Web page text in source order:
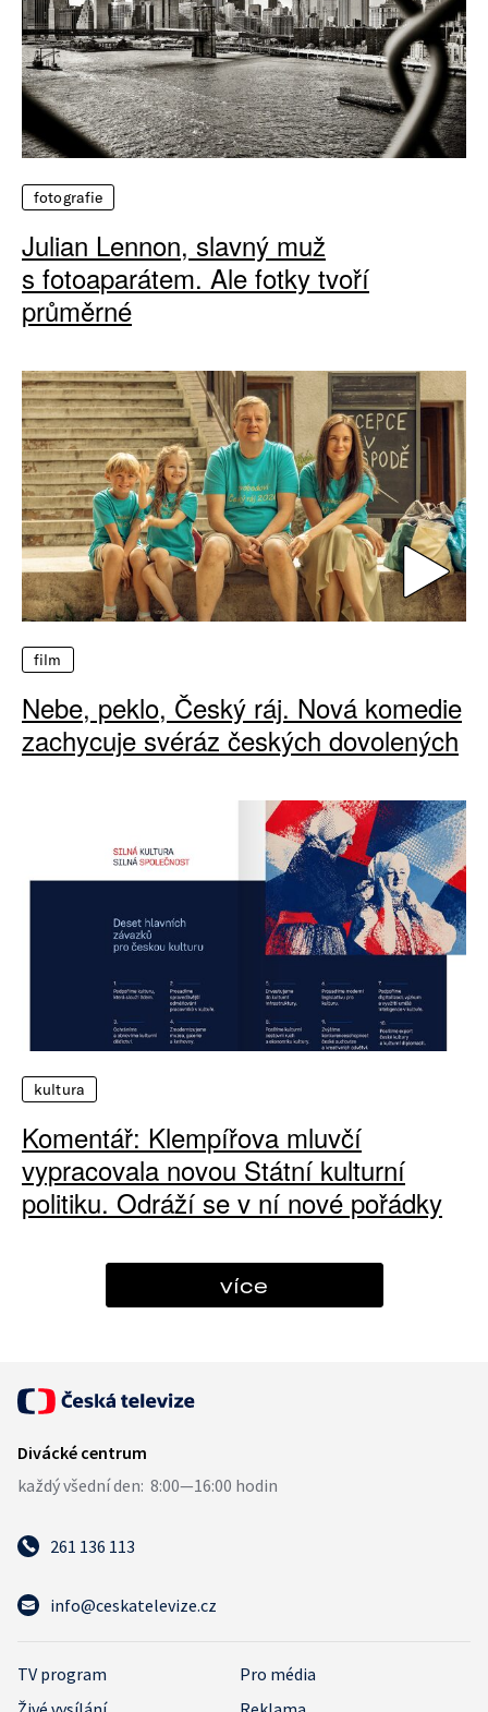
fotografie
Julian Lennon, slavný muž
s fotoaparátem. Ale fotky tvoří
průměrné
film
Nebe, peklo, Český ráj. Nová komedie
zachycuje svéráz českých dovolených
kultura
Komentář: Klempířova mluvčí
vypracovala novou Státní kulturní
politiku. Odráží se v ní nové pořádky
více
261 136 113
info@ceskatelevize.cz
TV program
Pro média